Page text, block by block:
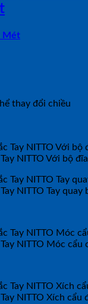
Mét
thay đổi chiều
NITTO Với bộ
NITTO Tay
NITTO Móc
NITTO Xích